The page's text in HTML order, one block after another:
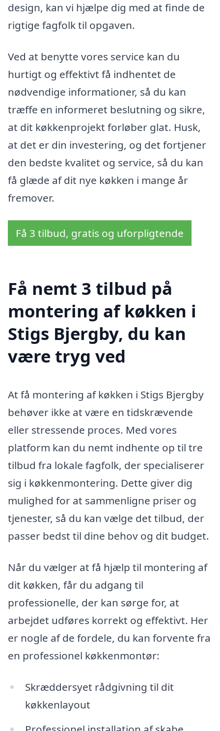
design, kan vi hjælpe dig med at finde de
rigtige fagfolk til opgaven.
Ved at benytte vores service kan du
hurtigt og effektivt få indhentet de
nødvendige informationer, så du kan
træffe en informeret beslutning og sikre,
at dit køkkenprojekt forløber glat. Husk,
at det er din investering, og det fortjener
den bedste kvalitet og service, så du kan
få glæde af dit nye køkken i mange år
fremover.
Få 3 tilbud, gratis og uforpligtende
Få nemt 3 tilbud på
montering af køkken i
Stigs Bjergby, du kan
være tryg ved
At få montering af køkken i Stigs Bjergby
behøver ikke at være en tidskrævende
eller stressende proces. Med vores
platform kan du nemt indhente op til tre
tilbud fra lokale fagfolk, der specialiserer
sig i køkkenmontering. Dette giver dig
mulighed for at sammenligne priser og
tjenester, så du kan vælge det tilbud, der
passer bedst til dine behov og dit budget.
Når du vælger at få hjælp til montering af
dit køkken, får du adgang til
professionelle, der kan sørge for, at
arbejdet udføres korrekt og effektivt. Her
er nogle af de fordele, du kan forvente fra
en professionel køkkenmontør:
Skræddersyet rådgivning til dit
køkkenlayout